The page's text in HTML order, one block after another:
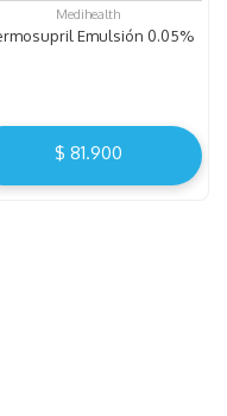
Medihealth
Emulsión 0.05%
$ 81.900